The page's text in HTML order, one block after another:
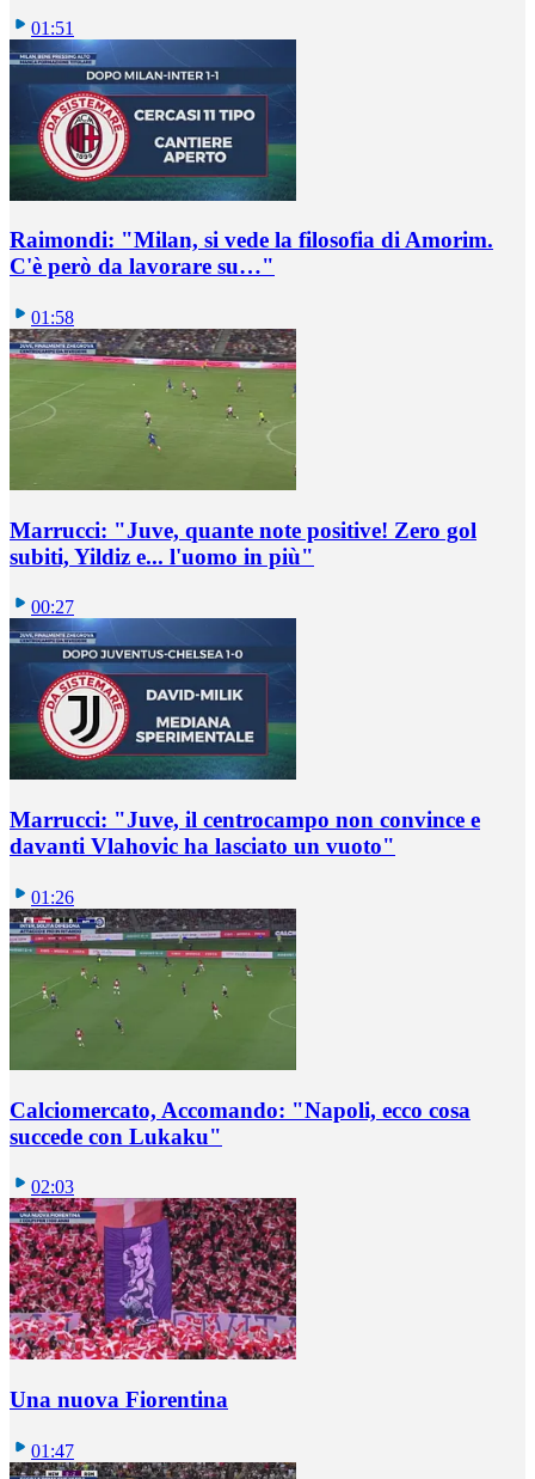
01:51
Raimondi: "Milan, si vede la filosofia di Amorim.
C'è però da lavorare su…"
01:58
Marrucci: "Juve, quante note positive! Zero gol
subiti, Yildiz e... l'uomo in più"
00:27
Marrucci: "Juve, il centrocampo non convince e
davanti Vlahovic ha lasciato un vuoto"
01:26
Calciomercato, Accomando: "Napoli, ecco cosa
succede con Lukaku"
02:03
Una nuova Fiorentina
01:47